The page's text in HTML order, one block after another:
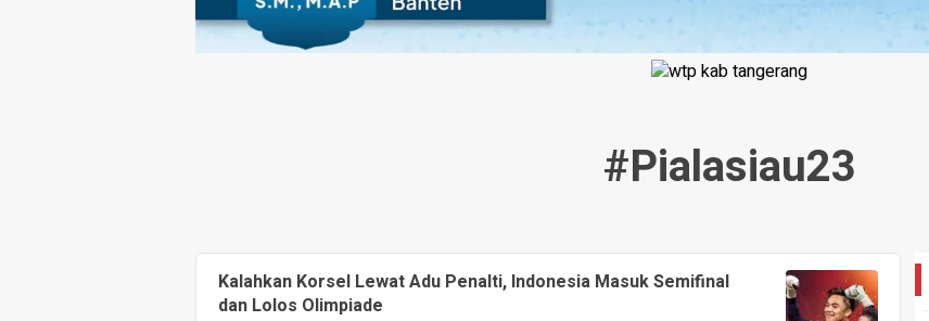
#pialasiau23
Kalahkan Korsel Lewat Adu Penalti, Indonesia Masuk Semifinal
dan Lolos Olimpiade